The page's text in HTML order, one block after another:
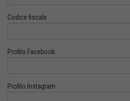
Codice fiscale
Profilo Facebook
Profilo Instagram